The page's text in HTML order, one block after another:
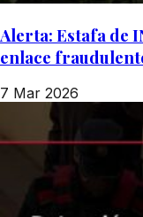
Alerta: Estafa de
enlace
7 Mar 2026